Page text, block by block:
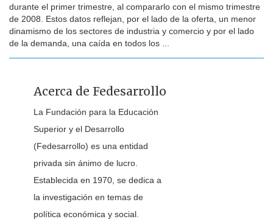
durante el primer trimestre, al compararlo con el mismo trimestre
de 2008. Estos datos reflejan, por el lado de la oferta, un menor
dinamismo de los sectores de industria y comercio y por el lado
de la demanda, una caída en todos los ...
Acerca de Fedesarrollo
La Fundación para la Educación
Superior y el Desarrollo
(Fedesarrollo) es una entidad
privada sin ánimo de lucro.
Establecida en 1970, se dedica a
la investigación en temas de
política económica y social.